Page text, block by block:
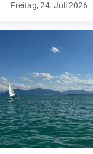
Freitag, 24. Juli 2026